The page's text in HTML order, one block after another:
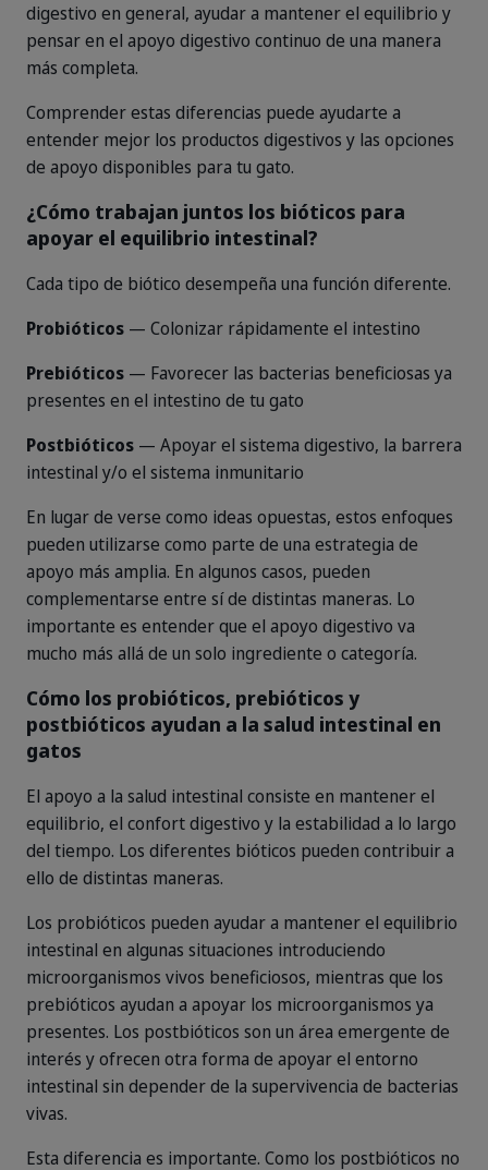
digestivo en general, ayudar a mantener el equilibrio y
pensar en el apoyo digestivo continuo de una manera
más completa.
Comprender estas diferencias puede ayudarte a
entender mejor los productos digestivos y las opciones
de apoyo disponibles para tu gato.
¿Cómo trabajan juntos los bióticos para
apoyar el equilibrio intestinal?
Cada tipo de biótico desempeña una función diferente.
Probióticos — Colonizar rápidamente el intestino
Prebióticos — Favorecer las bacterias beneficiosas ya
presentes en el intestino de tu gato
Postbióticos — Apoyar el sistema digestivo, la barrera
intestinal y/o el sistema inmunitario
En lugar de verse como ideas opuestas, estos enfoques
pueden utilizarse como parte de una estrategia de
apoyo más amplia. En algunos casos, pueden
complementarse entre sí de distintas maneras. Lo
importante es entender que el apoyo digestivo va
mucho más allá de un solo ingrediente o categoría.
Cómo los probióticos, prebióticos y
postbióticos ayudan a la salud intestinal en
gatos
El apoyo a la salud intestinal consiste en mantener el
equilibrio, el confort digestivo y la estabilidad a lo largo
del tiempo. Los diferentes bióticos pueden contribuir a
ello de distintas maneras.
Los probióticos pueden ayudar a mantener el equilibrio
intestinal en algunas situaciones introduciendo
microorganismos vivos beneficiosos, mientras que los
prebióticos ayudan a apoyar los microorganismos ya
presentes. Los postbióticos son un área emergente de
interés y ofrecen otra forma de apoyar el entorno
intestinal sin depender de la supervivencia de bacterias
vivas.
Esta diferencia es importante. Como los postbióticos no